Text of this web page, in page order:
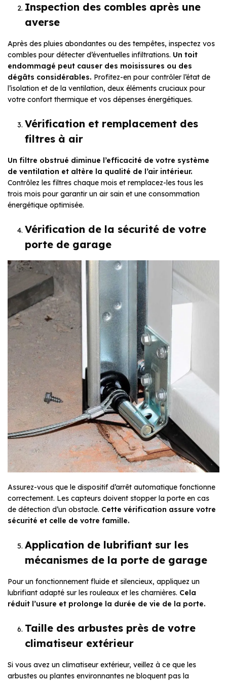
Inspection des combles après une
averse
Après des pluies abondantes ou des tempêtes, inspectez vos
combles pour détecter d’éventuelles infiltrations. Un toit
endommagé peut causer des moisissures ou des
dégâts considérables. Profitez-en pour contrôler l’état de
l’isolation et de la ventilation, deux éléments cruciaux pour
votre confort thermique et vos dépenses énergétiques.
Vérification et remplacement des
filtres à air
Un filtre obstrué diminue l’efficacité de votre système
de ventilation et altère la qualité de l’air intérieur.
Contrôlez les filtres chaque mois et remplacez-les tous les
trois mois pour garantir un air sain et une consommation
énergétique optimisée.
Vérification de la sécurité de votre
porte de garage
Assurez-vous que le dispositif d’arrêt automatique fonctionne
correctement. Les capteurs doivent stopper la porte en cas
de détection d’un obstacle. Cette vérification assure votre
sécurité et celle de votre famille.
Application de lubrifiant sur les
mécanismes de la porte de garage
Pour un fonctionnement fluide et silencieux, appliquez un
lubrifiant adapté sur les rouleaux et les charnières. Cela
réduit l’usure et prolonge la durée de vie de la porte.
Taille des arbustes près de votre
climatiseur extérieur
Si vous avez un climatiseur extérieur, veillez à ce que les
arbustes ou plantes environnantes ne bloquent pas la